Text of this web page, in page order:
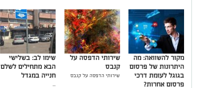
מקור להשוואה: מה
היתרונות של פרסום
בגוגל לעומת דרכי
פרסום אחרות?
שירותי הדפסה על
קנבס
שירותי הדפסה על קנבס
שימו לב: בשלישי
הבא מתחילים לשלם
חנייה במגדל
...